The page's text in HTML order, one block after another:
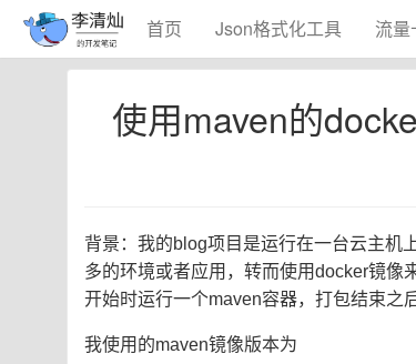
首页 Json格式化工具 流量
使用maven的
背景：我的blog项目是运行在一台云主机
多的环境或者应用，转而使用docker镜像
开始时运行一个maven容器，打包结束之
我使用的maven镜像版本为